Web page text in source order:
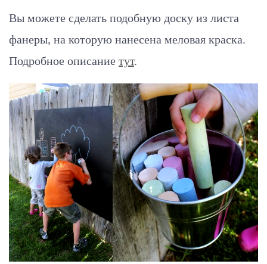
Вы можете сделать подобную доску из листа
фанеры, на которую нанесена меловая краска.
Подробное описание тут.